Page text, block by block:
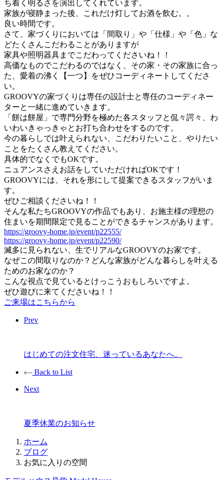
ち着く明るさを演出してくれています。
家族が寝静まった後、これだけ灯してお酒を飲む。。
良い時間です。
さて、家づくりにおいては「間取り」や「仕様」や「色」 な
どたくさんこだわることがありますが
家具や照明器具までこだわってくださいね！！
高価なものでこだわるのではなく、その家・その家族に合っ
た、 愛着の沸く【一つ】をぜひコーディネートしてくださ
い。
GROOVYの家づくりは専任の設計士と専任のコーディネー
ターと一緒に進めていきます。
「餅は餅屋」で専門分野を極めた各スタッフと侃々諤々、 わ
いわいきゃっきゃとお打ち合わせをするのです。
今の暮らしでは叶えられない、こだわりたいこと、 やりたい
ことをたくさん教えてください。
具体的でなくでもOKです。
ニュアンスさえお話をしていただければOKです！
GROOVYには、それを形にして提案できるスタッフがいま
す。
ぜひご相談くださいね！！
そんな私たちGROOVYの作品でもあり、 お施主様の理想の
住まいを期間限定で見ることができるチャンスがあります。
https://groovy-home.jp/event/p22555/
https://groovy-home.jp/event/p22590/
滅多に見られない、生でリアルなGROOVYのお家です。
なぜこの間取りなのか？ どんな家族がどんな暮らしを叶える
ためのお家なのか？
こんな視点で見ているとけっこうおもしろいですよ。
ぜひ遊びに来てくださいね！！
ご来場はこちらから
Prev
はじめての注文住宅、迷っているあなたへ。
Back to List
Next
夏季休業のお知らせ
ホーム
ブログ
お気に入りの空間